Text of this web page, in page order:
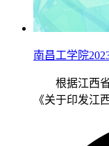
南昌工学院
根据江西省
《关于印发江